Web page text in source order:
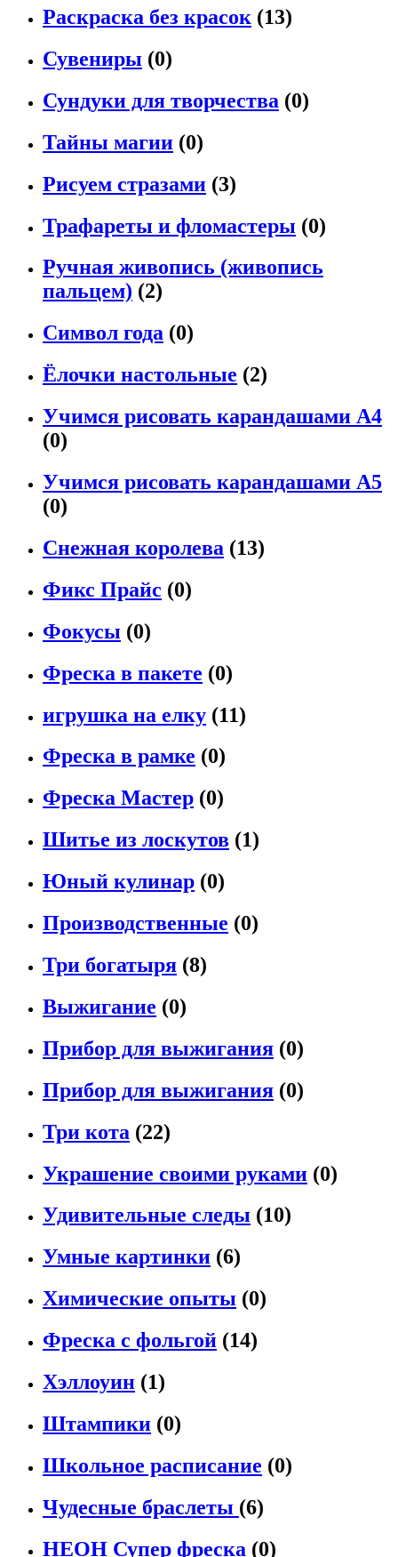
Раскраска без красок (13)
Сувениры (0)
Сундуки для творчества (0)
Тайны магии (0)
Рисуем стразами (3)
Трафареты и фломастеры (0)
Ручная живопись (живопись
пальцем) (2)
Символ года (0)
Ёлочки настольные (2)
Учимся рисовать карандашами А4
(0)
Учимся рисовать карандашами А5
(0)
Снежная королева (13)
Фикс Прайс (0)
Фокусы (0)
Фреска в пакете (0)
игрушка на елку (11)
Фреска в рамке (0)
Фреска Мастер (0)
Шитье из лоскутов (1)
Юный кулинар (0)
Производственные (0)
Три богатыря (8)
Выжигание (0)
Прибор для выжигания (0)
Прибор для выжигания (0)
Три кота (22)
Украшение своими руками (0)
Удивительные следы (10)
Умные картинки (6)
Химические опыты (0)
Фреска с фольгой (14)
Хэллоуин (1)
Штампики (0)
Школьное расписание (0)
Чудесные браслеты (6)
НЕОН Супер фреска (0)